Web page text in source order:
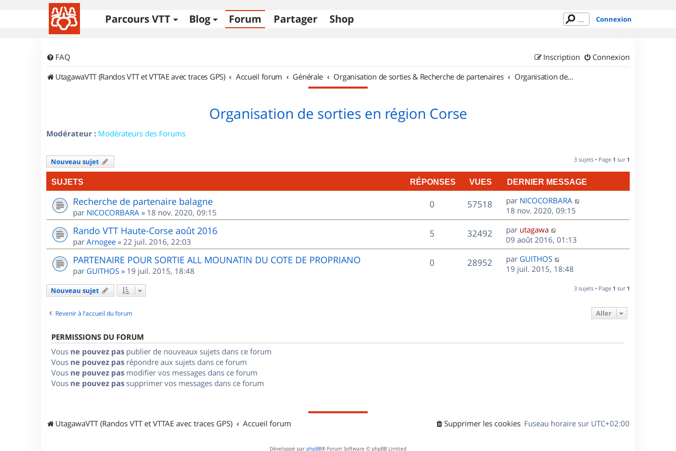
Parcours VTT Blog Forum Partager Shop Connexion
FAQ Connexion
Inscription
UtagawaVTT (Randos VTT et VTTAE avec traces GPS)
Accueil forum Générale Organisation de sorties & Recherche de partenaires Organisation de sorties en région Corse
Organisation de sorties en région Corse
Modérateur : Modérateurs des Forums
Nouveau sujet 3 sujets • Page 1 sur 1
SUJETS RÉPONSES VUES DERNIER MESSAGE
Recherche de partenaire balagne
par NICOCORBARA » 18 nov. 2020, 09:15
0R
é
o
57518V
u
e
s
D
e
r
n
i
e
r
m
par NICOCORBARA
18 nov. 2020, 09:15
Rando VTT Haute-Corse août 2016
par Arnogee » 22 juil. 2016, 22:03
5R
é
e
32492V
u
e
D
e
r
n
i
par utagawa
09 août 2016, 01:13
PARTENAIRE POUR SORTIE ALL MOUNATIN DU COTE DE PROPRIANO
par GUITHOS » 19 juil. 2015, 18:48
0R
28952V
D
e
par GUITHOS
19 juil. 2015, 18:48
Nouveau sujet 3 sujets • Page 1 sur 1
Revenir à l’accueil du forum Aller
PERMISSIONS DU FORUM
Vous ne pouvez pas publier de nouveaux sujets dans ce forum
Vous ne pouvez pas répondre aux sujets dans ce forum
Vous ne pouvez pas modifier vos messages dans ce forum
Vous ne pouvez pas supprimer vos messages dans ce forum
UtagawaVTT (Randos VTT et VTTAE avec traces GPS) Accueil forum Fuseau horaire sur UTC+02:00
Supprimer les cookies
Développé par phpBB® Forum Software © phpBB Limited